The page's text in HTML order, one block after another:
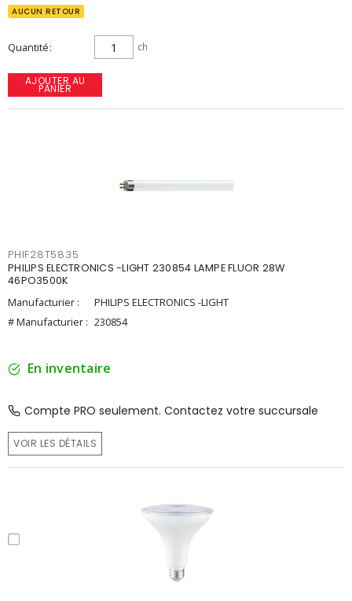
AUCUN RETOUR
Quantité ch
AJOUTER AU
PANIER
PHIF28T5835
PHILIPS ELECTRONICS -LIGHT 230854 LAMPE FLUOR 28W
46PO3500K
Manufacturier :
PHILIPS ELECTRONICS -LIGHT
# Manufacturier : 230854
En inventaire
Compte PRO seulement. Contactez votre succursale
VOIR LES DÉTAILS